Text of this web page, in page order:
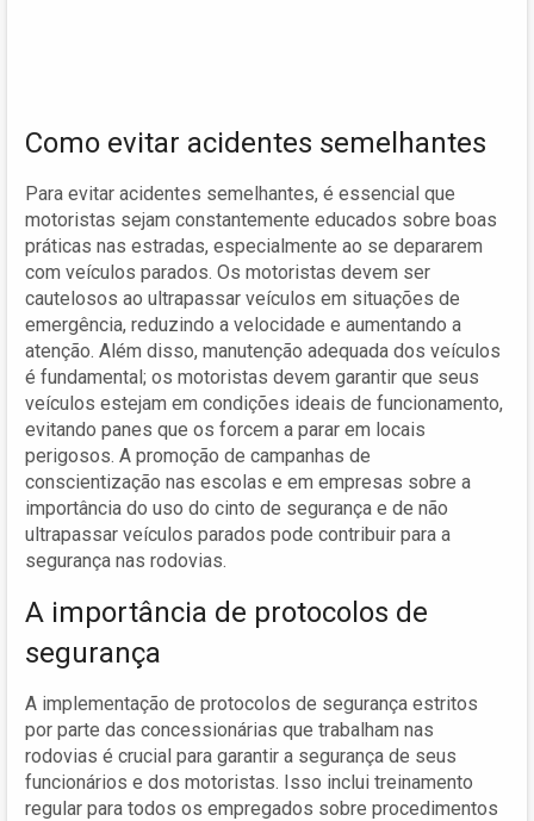
Como evitar acidentes semelhantes
Para evitar acidentes semelhantes, é essencial que
motoristas sejam constantemente educados sobre boas
práticas nas estradas, especialmente ao se depararem
com veículos parados. Os motoristas devem ser
cautelosos ao ultrapassar veículos em situações de
emergência, reduzindo a velocidade e aumentando a
atenção. Além disso, manutenção adequada dos veículos
é fundamental; os motoristas devem garantir que seus
veículos estejam em condições ideais de funcionamento,
evitando panes que os forcem a parar em locais
perigosos. A promoção de campanhas de
conscientização nas escolas e em empresas sobre a
importância do uso do cinto de segurança e de não
ultrapassar veículos parados pode contribuir para a
segurança nas rodovias.
A importância de protocolos de
segurança
A implementação de protocolos de segurança estritos
por parte das concessionárias que trabalham nas
rodovias é crucial para garantir a segurança de seus
funcionários e dos motoristas. Isso inclui treinamento
regular para todos os empregados sobre procedimentos